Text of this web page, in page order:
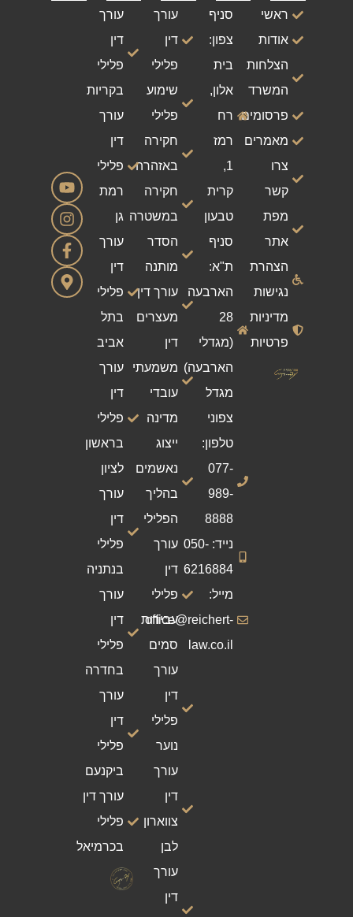
ראשי
אודות
הצלחות
המשרד
פרסומים
מאמרים
צרו
קשר
מפת
אתר
הצהרת
נגישות
מדיניות
פרטיות
סניף
צפון:
בית
אלון,
רח
רמז
1,
קרית
טבעון
סניף
ת"א:
הארבעה
28
(מגדלי
הארבעה)
מגדל
צפוני
טלפון:
077-
989-
8888
נייד: 050-
6216884
מייל:
office@reichert-
law.co.il
עורך
דין
פלילי
שימוע
פלילי
חקירה
באזהרה
חקירה
במשטרה
הסדר
מותנה
עורך דין
מעצרים
דין
משמעתי
עובדי
מדינה
ייצוג
נאשמים
בהליך
הפלילי
עורך
דין
פלילי
עבירות
סמים
עורך
דין
פלילי
נוער
עורך
דין
צווארון
לבן
עורך
דין
עורך
דין
פלילי
בקריות
עורך
דין
פלילי
רמת
גן
עורך
דין
פלילי
בתל
אביב
עורך
דין
פלילי
בראשון
לציון
עורך
דין
פלילי
בנתניה
עורך
דין
פלילי
בחדרה
עורך
דין
פלילי
ביקנעם
עורך דין
פלילי
בכרמיאל